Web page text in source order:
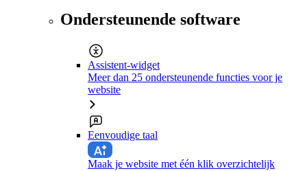
Ondersteunende software
Assistent-widget
Meer dan 25 ondersteunende functies voor je
website
Eenvoudige taal
Maak je website met één klik overzichtelijk